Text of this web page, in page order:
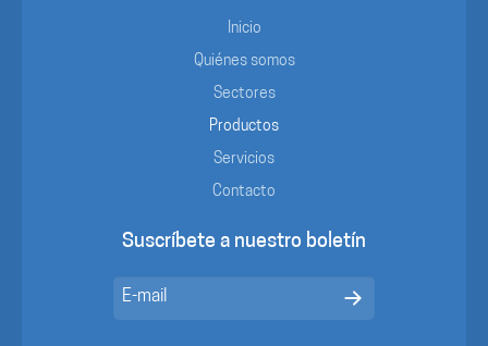
Inicio
Quiénes somos
Sectores
Productos
Servicios
Contacto
Suscríbete a nuestro boletín